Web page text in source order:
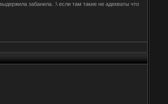
забанила. :\ если там такие не адекваты что